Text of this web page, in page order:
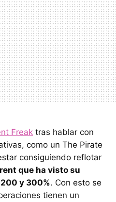
Freak tras hablar con
como un The Pirate
consiguiendo reflotar
que ha visto su
y 300%. Con esto se
tienen un